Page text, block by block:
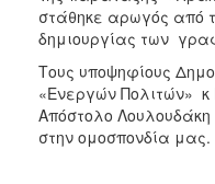
ΑΝΘΕΚΤΙΚΗ
ΠΟΛΗστάθηκε αρωγός από
δημιουργίας των
Τους υποψηφίους
«Ενεργών Πολιτών»
Απόστολο Λουλουδάκη
στην ομοσπονδία μας.